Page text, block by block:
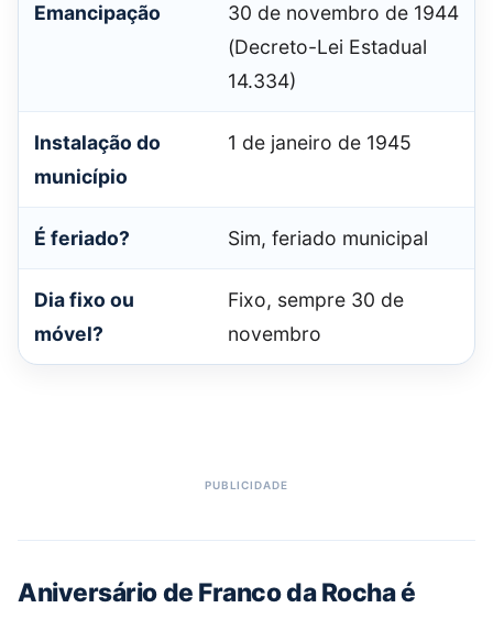
Emancipação
30 de novembro de 1944
(Decreto-Lei Estadual
14.334)
Instalação do
município
1 de janeiro de 1945
É feriado? Sim, feriado municipal
Dia fixo ou
móvel?
Fixo, sempre 30 de
novembro
Aniversário de Franco da Rocha é